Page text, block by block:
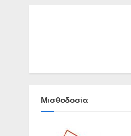
Μισθοδοσία